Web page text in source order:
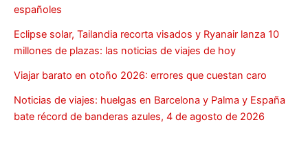
españoles
Eclipse solar, Tailandia recorta visados y Ryanair lanza 10
millones de plazas: las noticias de viajes de hoy
Viajar barato en otoño 2026: errores que cuestan caro
Noticias de viajes: huelgas en Barcelona y Palma y España
bate récord de banderas azules, 4 de agosto de 2026